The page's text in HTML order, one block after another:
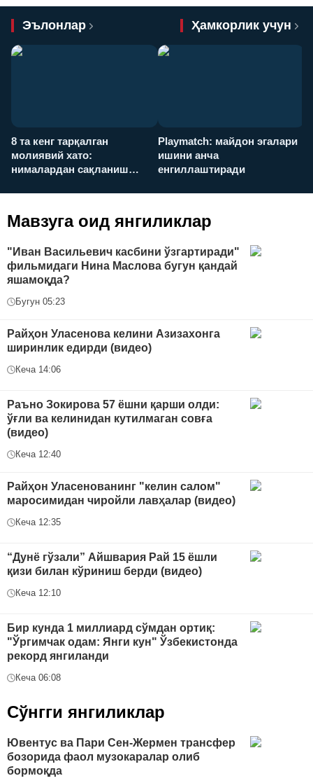
Эълонлар Ҳамкорлик учун
8 та кенг тарқалган
молиявий хато:
нималардан сақланиш
Playmatch: майдон эгалари
ишини анча
енгиллаштиради
Мавзуга оид янгиликлар
"Иван Васильевич касбини ўзгартиради"
фильмидаги Нина Маслова бугун қандай
яшамоқда?
Бугун 05:23
Райҳон Уласенова келини Азизахонга
ширинлик едирди (видео)
Кеча 14:06
Раъно Зокирова 57 ёшни қарши олди:
ўғли ва келинидан кутилмаган совға
(видео)
Кеча 12:40
Райҳон Уласенованинг "келин салом"
маросимидан чиройли лавҳалар (видео)
Кеча 12:35
“Дунё гўзали” Айшвария Рай 15 ёшли
қизи билан кўриниш берди (видео)
Кеча 12:10
Бир кунда 1 миллиард сўмдан ортиқ:
"Ўргимчак одам: Янги кун" Ўзбекистонда
рекорд янгиланди
Кеча 06:08
Сўнгги янгиликлар
Ювентус ва Пари Сен-Жермен трансфер
бозорида фаол музокаралар олиб
бормоқда